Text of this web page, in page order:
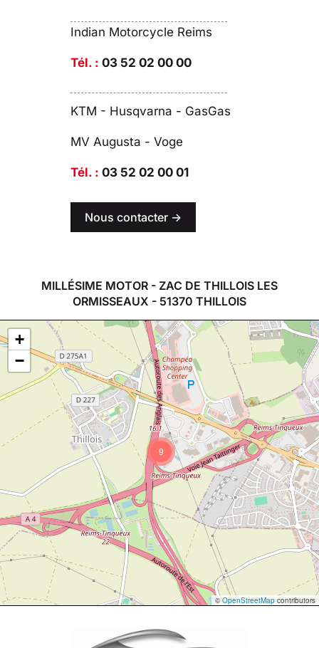
Indian Motorcycle Reims
Tél. : 03 52 02 00 00
KTM - Husqvarna - GasGas
MV Augusta - Voge
Tél. : 03 52 02 00 01
Nous contacter ->
MILLÉSIME MOTOR - ZAC DE THILLOIS LES
ORMISSEAUX - 51370 THILLOIS
9
+
−
©OpenStreetMap contributors